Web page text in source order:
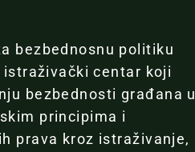
bezbednosnu politiku
istraživački centar koji
bezbednosti građana u
principima i
prava kroz istraživanje,